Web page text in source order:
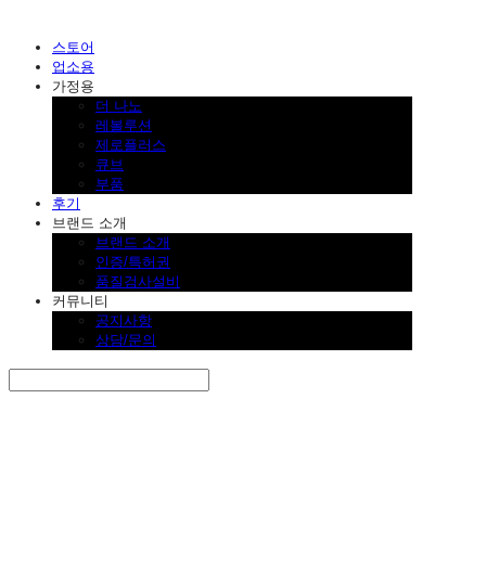
스토어
업소용
가정용
더 나노
레볼루션
제로플러스
큐브
부품
후기
브랜드 소개
브랜드 소개
인증/특허권
품질검사설비
커뮤니티
공지사항
상담/문의